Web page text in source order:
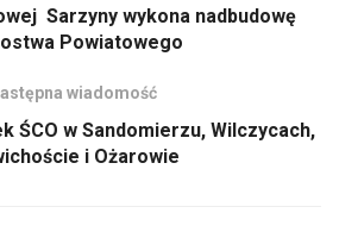
Sarzyny wykona nadbudowę
Powiatowego
wiadomość
ŚCO w Sandomierzu, Wilczycach,
i Ożarowie